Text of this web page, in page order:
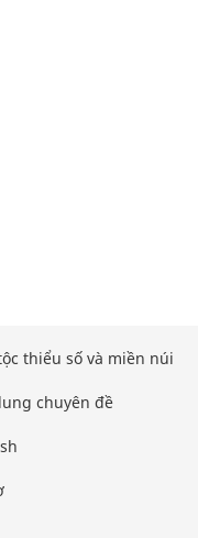
thiểu số và miền núi
chuyên đề